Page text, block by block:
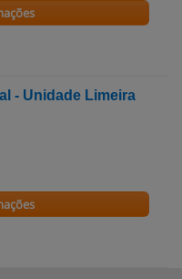
- Unidade Limeira